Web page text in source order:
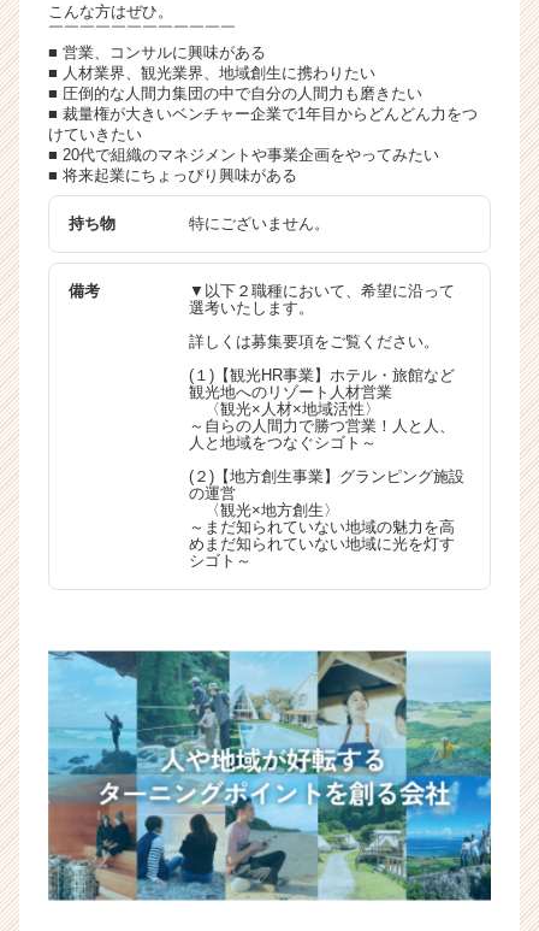
こんな方はぜひ。
￣￣￣￣￣￣￣￣￣￣￣￣
■ 営業、コンサルに興味がある
■ 人材業界、観光業界、地域創生に携わりたい
■ 圧倒的な人間力集団の中で自分の人間力も磨きたい
■ 裁量権が大きいベンチャー企業で1年目からどんどん力をつ
けていきたい
■ 20代で組織のマネジメントや事業企画をやってみたい
■ 将来起業にちょっぴり興味がある
持ち物 特にございません。
備考
▼以下２職種において、希望に沿って
選考いたします。
詳しくは募集要項をご覧ください。
(１)【観光HR事業】ホテル・旅館など
観光地へのリゾート人材営業
〈観光×人材×地域活性〉
～自らの人間力で勝つ営業！人と人、
人と地域をつなぐシゴト～
(２)【地方創生事業】グランピング施設
の運営
〈観光×地方創生〉
～まだ知られていない地域の魅力を高
めまだ知られていない地域に光を灯す
シゴト～